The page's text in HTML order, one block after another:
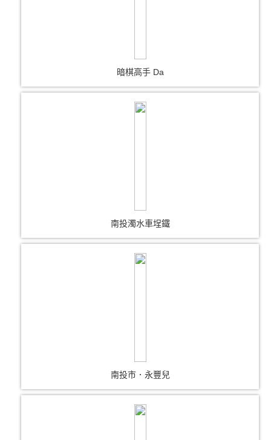
暗棋高手 Da
南投濁水車埕鐵
南投市．永豐兒